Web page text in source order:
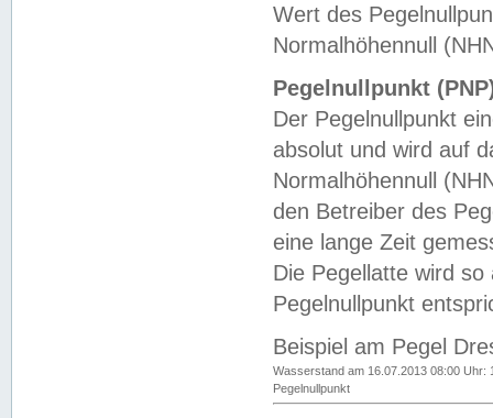
Wert des
Normalhöhennull
Pegelnullpunkt
Der Pegelnullpunkt
absolut und wird auf
Normalhöhennull
den Betreiber des
eine lange Zeit
Die Pegellatte wird
Pegelnullpunkt
Beispiel am Pegel
Wasserstand am 16.07.2013 08:00 Uhr:
Pegelnullpunkt